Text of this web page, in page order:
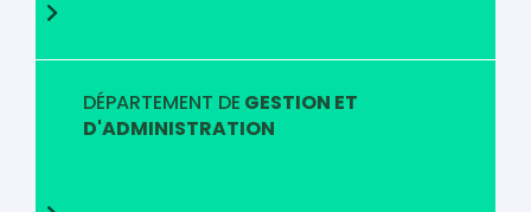
DÉPARTEMENT DE GESTION ET
D'ADMINISTRATION